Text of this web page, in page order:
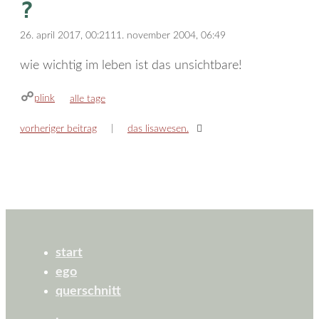
?
26. april 2017, 00:21 11. november 2004, 06:49
wie wichtig im leben ist das unsichtbare!
plink kategorien
alle tage
vorheriger beitrag das lisawesen.
start
ego
querschnitt